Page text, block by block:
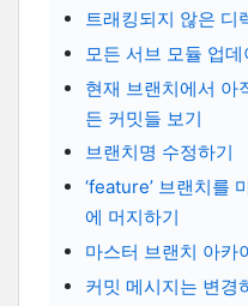
트래킹되지 않은 디
모든 서브 모듈 업데
현재 브랜치에서 아
든 커밋들 보기
브랜치명 수정하기
‘feature’ 브랜치를
에 머지하기
마스터 브랜치 아카
커밋 메시지는 변경